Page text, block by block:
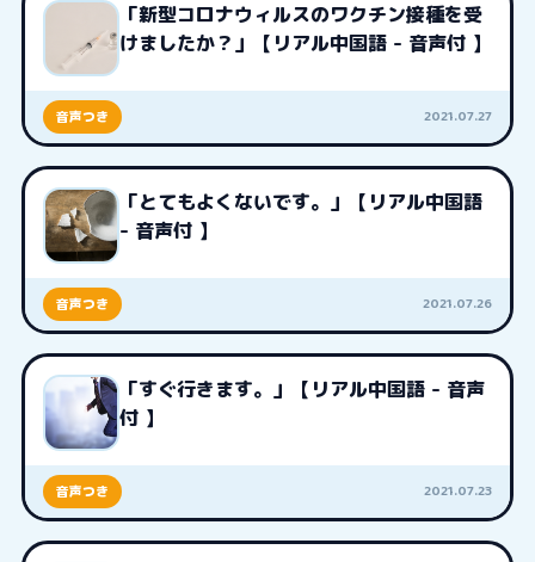
「新型コロナウィルスのワクチン接種を受
けましたか？」【リアル中国語 - 音声付 】
音声つき 2021.07.27
「とてもよくないです。」【リアル中国語
- 音声付 】
音声つき 2021.07.26
「すぐ行きます。」【リアル中国語 - 音声
付 】
音声つき 2021.07.23